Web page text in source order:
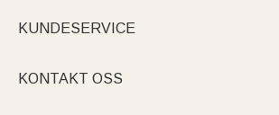
KUNDESERVICE
KONTAKT OSS